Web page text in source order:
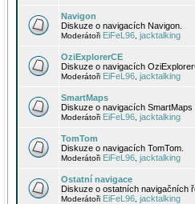
Navigon
Diskuze o navigacích Navigon.
Moderátoři EiFeL96 jacktalking
OziExplorerCE
Diskuze o navigacích
Moderátoři EiFeL96 jacktalking
SmartMaps
Diskuze o navigacích SmartMaps
Moderátoři EiFeL96 jacktalking
TomTom
Diskuze o navigacích TomTom.
Moderátoři EiFeL96 jacktalking
Ostatní navigace
Diskuze o ostatních navigačních
Moderátoři EiFeL96 jacktalking